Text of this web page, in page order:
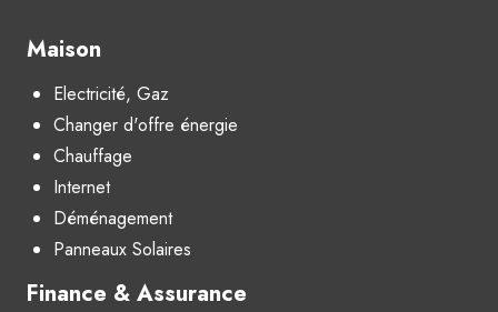
Maison
Electricité, Gaz
Changer d'offre énergie
Chauffage
Internet
Déménagement
Panneaux Solaires
Finance & Assurance